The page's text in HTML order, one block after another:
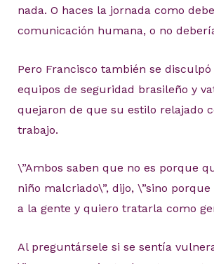
nada. O haces la jornada como
comunicación humana, o no
Pero Francisco también se disculpó
equipos de seguridad brasileño y
quejaron de que su estilo relajado
trabajo.
\”Ambos saben que no es porque
niño malcriado\”, dijo, \”sino
a la gente y quiero tratarla como
Al preguntársele si se sentía